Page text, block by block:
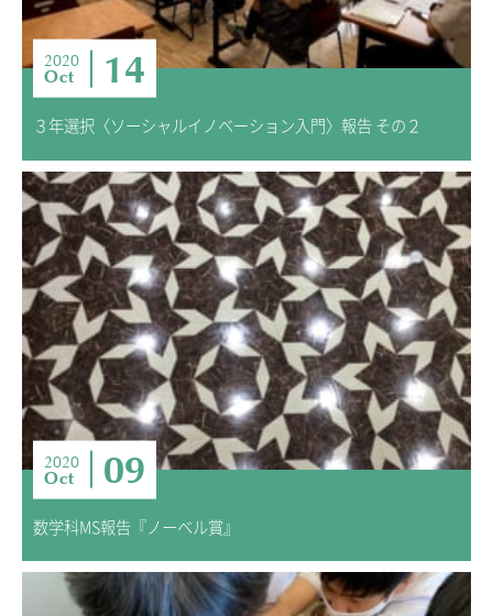
2020
Oct 14
３年選択〈ソーシャルイノベーション入門〉報告 その２
2020
Oct 09
数学科MS報告『ノーベル賞』